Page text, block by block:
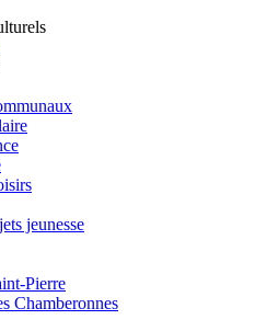
jeunesse
Pierre
Chamberonnes